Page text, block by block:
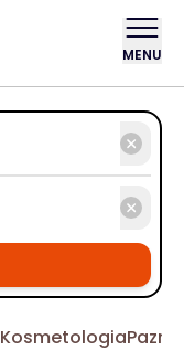
MENU
Kosmetologia